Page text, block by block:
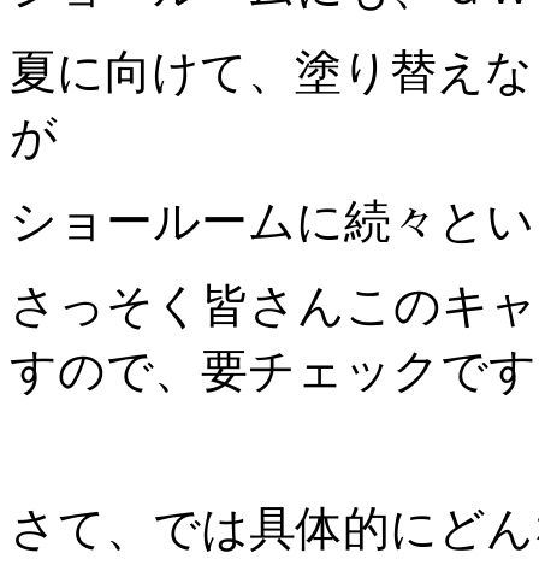
夏に向けて、塗り替え
が
ショールームに続々と
さっそく皆さんこのキ
すので、要チェックで
さて、では具体的にど